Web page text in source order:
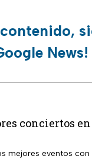
News!
conciertos
mejores eventos